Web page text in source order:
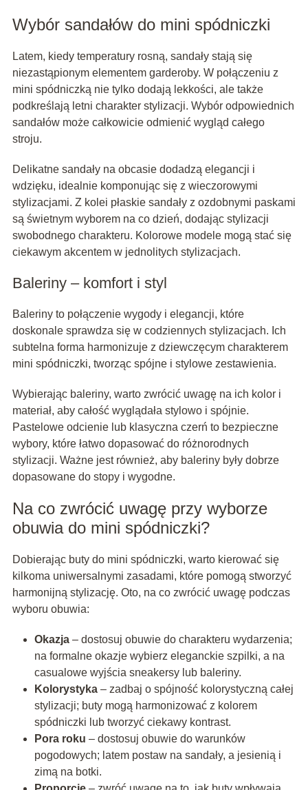
Wybór sandałów do mini spódniczki
Latem, kiedy temperatury rosną, sandały stają się
niezastąpionym elementem garderoby. W połączeniu z
mini spódniczką nie tylko dodają lekkości, ale także
podkreślają letni charakter stylizacji. Wybór odpowiednich
sandałów może całkowicie odmienić wygląd całego
stroju.
Delikatne sandały na obcasie dodadzą elegancji i
wdzięku, idealnie komponując się z wieczorowymi
stylizacjami. Z kolei płaskie sandały z ozdobnymi paskami
są świetnym wyborem na co dzień, dodając stylizacji
swobodnego charakteru. Kolorowe modele mogą stać się
ciekawym akcentem w jednolitych stylizacjach.
Baleriny – komfort i styl
Baleriny to połączenie wygody i elegancji, które
doskonale sprawdza się w codziennych stylizacjach. Ich
subtelna forma harmonizuje z dziewczęcym charakterem
mini spódniczki, tworząc spójne i stylowe zestawienia.
Wybierając baleriny, warto zwrócić uwagę na ich kolor i
materiał, aby całość wyglądała stylowo i spójnie.
Pastelowe odcienie lub klasyczna czerń to bezpieczne
wybory, które łatwo dopasować do różnorodnych
stylizacji. Ważne jest również, aby baleriny były dobrze
dopasowane do stopy i wygodne.
Na co zwrócić uwagę przy wyborze
obuwia do mini spódniczki?
Dobierając buty do mini spódniczki, warto kierować się
kilkoma uniwersalnymi zasadami, które pomogą stworzyć
harmonijną stylizację. Oto, na co zwrócić uwagę podczas
wyboru obuwia:
Okazja– dostosuj obuwie do charakteru wydarzenia;
na formalne okazje wybierz eleganckie szpilki, a na
casualowe wyjścia sneakersy lub baleriny.
Kolorystyka– zadbaj o spójność kolorystyczną całej
stylizacji; buty mogą harmonizować z kolorem
spódniczki lub tworzyć ciekawy kontrast.
Pora roku – dostosuj obuwie do warunków
pogodowych; latem postaw na sandały, a jesienią i
zimą na botki.